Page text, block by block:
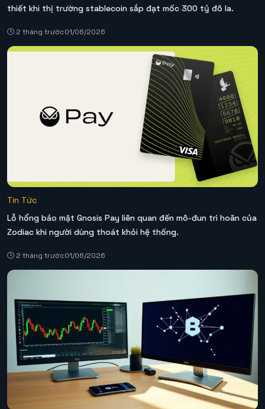
thiết khi thị trường stablecoin sắp đạt mốc 300 tỷ đô la.
2 tháng trước01/06/2026
Tin Tức
Lỗ hổng bảo mật Gnosis Pay liên quan đến mô-đun trì hoãn của
Zodiac khi người dùng thoát khỏi hệ thống.
2 tháng trước01/06/2026